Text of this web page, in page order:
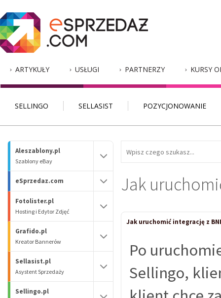
ARTYKUŁY USŁUGI PARTNERZY KURSY
SELLINGO SELLASIST POZYCJONOWANIE
Aleszablony.pl
Szablony eBay
eSprzedaz.com
Fotolister.pl
Hosting i Edytor Zdjęć
Grafido.pl
Kreator Bannerów
Sellasist.pl
Asystent Sprzedaży
Sellingo.pl
Jak
Jak uruchomić integrację z
Po
Sellingo,